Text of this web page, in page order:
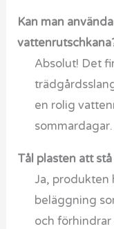
Kan man
Absolut! Det
en rolig
sommardagar.
Tål plasten att
Ja, produkten
beläggning
och